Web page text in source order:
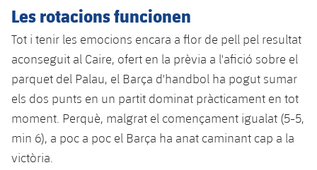
Estadi Johan Cruyff
Barça Cafe
Ciutat Esportiva
La Masia
plusicon
més
Serveis
Serveis Mèdics
plusicon
més
Acreditacions
SUB10 B
SUB9 B
SUB8 A
Fotos
Història
Palmarès
Mini
Resultats
Classificació
Jugadors
Fotos
Resultats
Classificació
Fotos
Actualitat
Juvenil
Cadet A
Cadet B
Infantil A
PLUSICON
MÉS
Primer equip
plusicon
més
Actualitat
Calendari
Barça Atlètic
Actualitat
Base
Campus Verano
Les rotacions funcionen
Tot i tenir les emocions encara a flor de pell pel resultat
aconseguit al Caire, ofert en la prèvia a l'afició sobre el
parquet del Palau, el Barça d'handbol ha pogut sumar
els dos punts en un partit dominat pràcticament en tot
moment. Perquè, malgrat el començament igualat (5-5,
min 6), a poc a poc el Barça ha anat caminant cap a la
victòria.